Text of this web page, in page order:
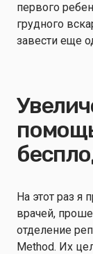
первого
грудного
завести еще
На этот раз я
врачей,
отделение
Method. Их